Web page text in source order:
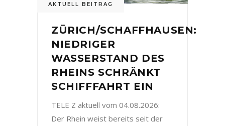
AKTUELL BEITRAG
ZÜRICH/SCHAFFHAUSEN:
NIEDRIGER
WASSERSTAND DES
RHEINS SCHRÄNKT
SCHIFFFAHRT EIN
TELE Z aktuell vom 04.08.2026:
Der Rhein weist bereits seit der